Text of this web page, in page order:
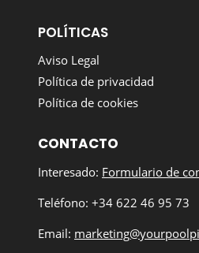
POLÍTICAS
Aviso Legal
Política de privacidad
Política de cookies
CONTACTO
Interesado: Formulario de
Teléfono: +34 622 46 95 73
Email: